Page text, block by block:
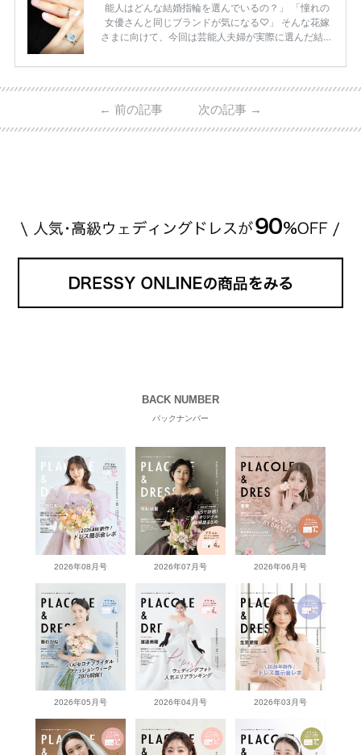
能人はどんな結婚指輪を選んでいるの？」 「憧れの
女優さんと同じブランドが気になる♡」 そんな花嫁
さまに向けて、今回は芸能人夫婦が実際に選んだ結婚
ーウィンストンやカルティエ、ティファニーなど世界
日本で人気のブランドまで幅広くご紹介。 さらに、
・愛用している芸能人夫婦 ・リングの特徴や魅力 ・
← 前の記事 次の記事 →
BACK NUMBER
バックナンバー
2026年08月号 2026年07月号 2026年06月号
2026年05月号 2026年04月号 2026年03月号